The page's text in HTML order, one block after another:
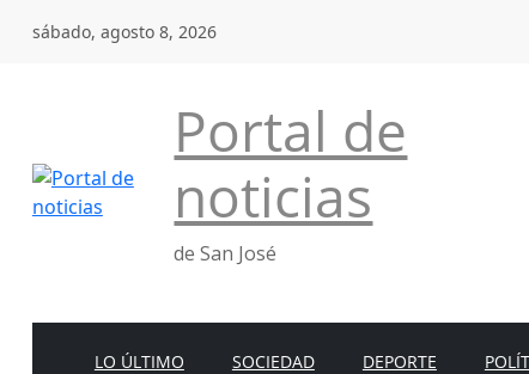
sábado, agosto 8, 2026
Portal de
noticias
de San José
LO ÚLTIMO SOCIEDAD DEPORTE